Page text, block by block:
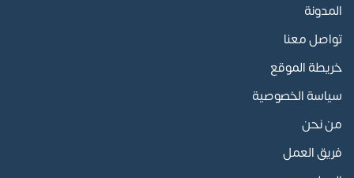
المدونة
تواصل معنا
خريطة الموقع
سياسة الخصوصية
من نحن
فريق العمل